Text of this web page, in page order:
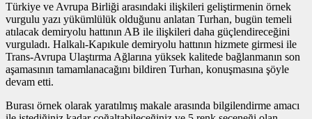
Türkiye ve Avrupa Birliği arasındaki ilişkileri geliştirmenin örnek
vurgulu yazı yükümlülük olduğunu anlatan Turhan, bugün temeli
atılacak demiryolu hattının AB ile ilişkileri daha güçlendireceğini
vurguladı. Halkalı-Kapıkule demiryolu hattının hizmete girmesi ile
Trans-Avrupa Ulaştırma Ağlarına yüksek kalitede bağlanmanın son
aşamasının tamamlanacağını bildiren Turhan, konuşmasına şöyle
devam etti.
Burası örnek olarak yaratılmış makale arasında bilgilendirme amacı